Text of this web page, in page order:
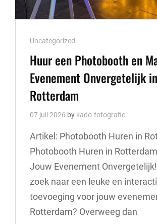
Cat
Links
Uncategorized
Huur een Photobooth en
Evenement Onvergetelijk in
Rotterdam
07 juli 2026 by kado-fotografie
Artikel: Photobooth Huren in
Photobooth Huren in
Jouw Evenement
zoek naar een leuke en
toevoeging voor jouw
Rotterdam? Overweeg dan